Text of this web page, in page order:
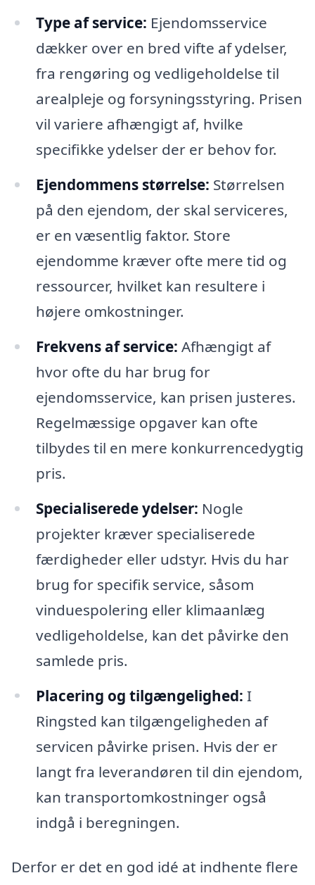
Type af service: Ejendomsservice
dækker over en bred vifte af ydelser,
fra rengøring og vedligeholdelse til
arealpleje og forsyningsstyring. Prisen
vil variere afhængigt af, hvilke
specifikke ydelser der er behov for.
Ejendommens størrelse: Størrelsen
på den ejendom, der skal serviceres,
er en væsentlig faktor. Store
ejendomme kræver ofte mere tid og
ressourcer, hvilket kan resultere i
højere omkostninger.
Frekvens af service: Afhængigt af
hvor ofte du har brug for
ejendomsservice, kan prisen justeres.
Regelmæssige opgaver kan ofte
tilbydes til en mere konkurrencedygtig
pris.
Specialiserede ydelser: Nogle
projekter kræver specialiserede
færdigheder eller udstyr. Hvis du har
brug for specifik service, såsom
vinduespolering eller klimaanlæg
vedligeholdelse, kan det påvirke den
samlede pris.
Placering og tilgængelighed: I
Ringsted kan tilgængeligheden af
servicen påvirke prisen. Hvis der er
langt fra leverandøren til din ejendom,
kan transportomkostninger også
indgå i beregningen.
Derfor er det en god idé at indhente flere